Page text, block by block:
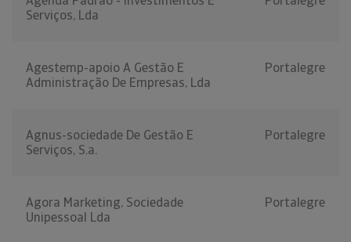
Serviços, Lda
Agestemp-apoio A Gestão E
Administração De Empresas, Lda
Portalegre
Agnus-sociedade De Gestão E
Serviços, S.a.
Portalegre
Agora Marketing, Sociedade
Unipessoal Lda
Portalegre